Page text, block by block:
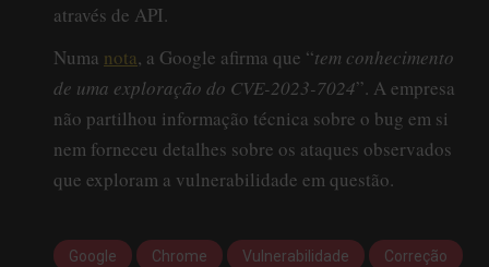
através de API.
Numa nota, a Google afirma que “tem conhecimento
de uma exploração do CVE-2023-7024”. A empresa
não partilhou informação técnica sobre o bug em si
nem forneceu detalhes sobre os ataques observados
que exploram a vulnerabilidade em questão.
Google Chrome Vulnerabilidade Correção